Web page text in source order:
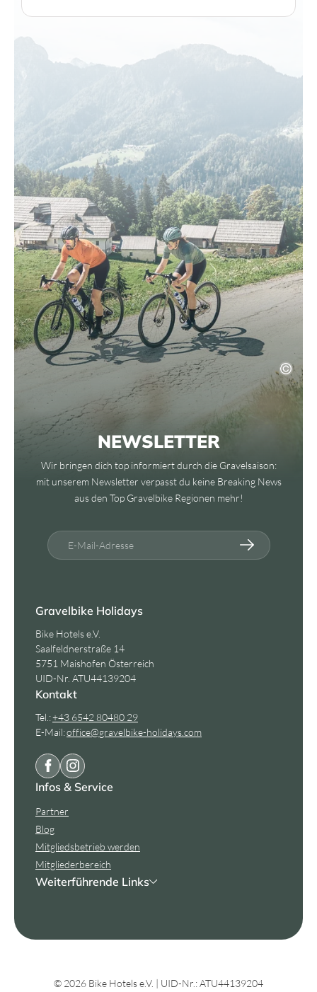
NEWSLETTER
Wir bringen dich top informiert durch die Gravelsaison:
mit unserem Newsletter verpasst du keine Breaking News
aus den Top Gravelbike Regionen mehr!
E-Mail-Adresse
Gravelbike Holidays
Bike Hotels e.V.
Saalfeldnerstraße 14
5751 Maishofen Österreich
UID-Nr. ATU44139204
Kontakt
Tel.:+43 6542 80480 29
E-Mail:office@gravelbike-holidays.com
Infos & Service
Partner
Blog
Mitgliedsbetrieb werden
Mitgliederbereich
Weiterführende Links
© 2026 Bike Hotels e.V. | UID-Nr.: ATU44139204